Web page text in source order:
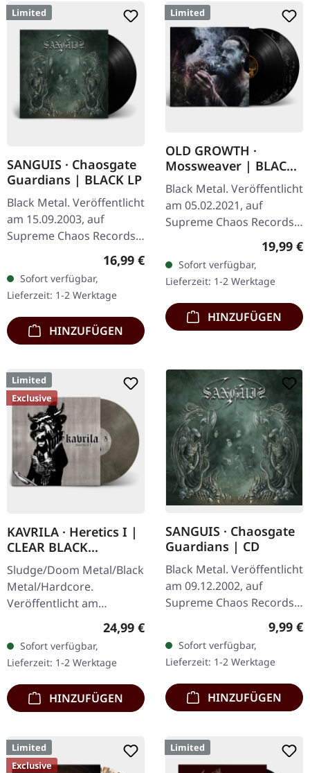
Limited
SANGUIS · Chaosgate
Guardians | BLACK LP
Black Metal. Veröffentlicht
am 15.09.2003, auf
Supreme Chaos Records.
Schwarzes 180g Vinyl,
limitiert auf nur 333
handnummeriertes
Exemplare. Das…
Regulärer Preis:
16,99 €
Sofort verfügbar,
Lieferzeit: 1-2 Werktage
HINZUFÜGEN
Limited
OLD GROWTH ·
Mossweaver | BLACK
2LP
Black Metal. Veröffentlicht
am 05.02.2021, auf
Supreme Chaos Records.
Schwarzes Doppel-Vinyl
im schweren Gatefold-
Cover mit bedrucktem
Insert und…
19,99 €
Sofort verfügbar,
Lieferzeit: 1-2 Werktage
HINZUFÜGEN
Limited
Exclusive
KAVRILA · Heretics I |
CLEAR BLACK
MARBLED LP
Sludge/Doom Metal/Black
Metal/Hardcore.
Veröffentlicht am
30.05.2025, auf Supreme
Clear/Schwarz
marmoriertes Vinyl mit
schwarzen und…
Regulärer Preis:
24,99 €
Sofort verfügbar,
Lieferzeit: 1-2 Werktage
HINZUFÜGEN
SANGUIS · Chaosgate
Guardians | CD
Black Metal. Veröffentlicht
am 09.12.2002, auf
Supreme Chaos Records.
CD im Jewelcase mit 12-
seitigem Booklet. Wenn
österreichischer Black
Metal den…
9,99 €
Sofort verfügbar,
Lieferzeit: 1-2 Werktage
HINZUFÜGEN
Limited
Exclusive
Limited